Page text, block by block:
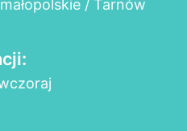
/ Tarnów